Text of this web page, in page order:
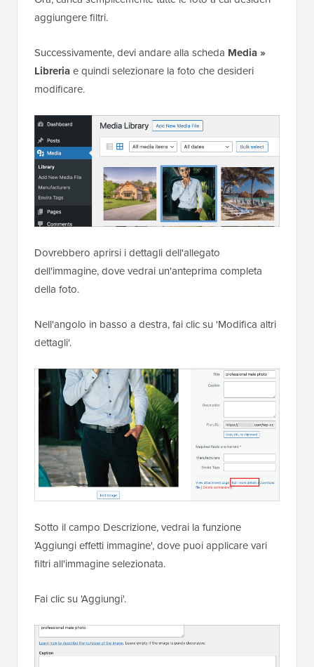
aggiungere filtri.
Successivamente, devi andare alla scheda Media »
Libreriae quindi selezionare la foto che desideri
modificare.
Dovrebbero aprirsi i dettagli dell'allegato
dell'immagine, dove vedrai un'anteprima completa
della foto.
Nell'angolo in basso a destra, fai clic su 'Modifica altri
dettagli'.
Sotto il campo Descrizione, vedrai la funzione
'Aggiungi effetti immagine', dove puoi applicare vari
filtri all'immagine selezionata.
Fai clic su 'Aggiungi'.